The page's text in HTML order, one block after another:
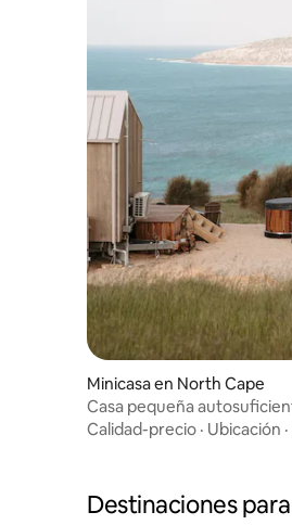
Minicasa en North Cape
Casa pequeña
mar
Calidad-precio · Ubicación ·
Destinaciones